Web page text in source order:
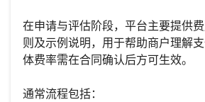
在申请与评估阶段，平台主要提供
则及示例说明，用于帮助商户理解
体费率需在合同确认后方可生效。
通常流程包括：